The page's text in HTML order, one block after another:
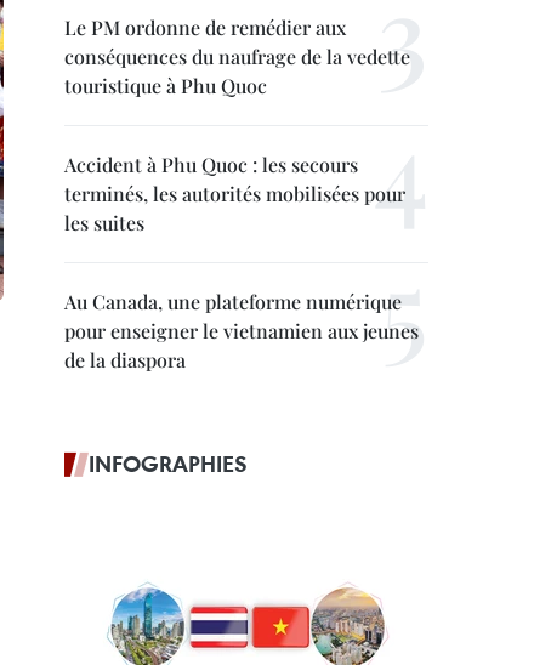
Le PM ordonne de remédier aux
conséquences du naufrage de la vedette
touristique à Phu Quoc
Accident à Phu Quoc : les secours
terminés, les autorités mobilisées pour
les suites
Au Canada, une plateforme numérique
pour enseigner le vietnamien aux jeunes
de la diaspora
INFOGRAPHIES